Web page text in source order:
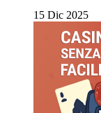
15 Dic 2025